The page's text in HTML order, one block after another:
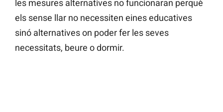
les mesures alternatives no funcionaran perquè
els sense llar no necessiten eines educatives
sinó alternatives on poder fer les seves
necessitats, beure o dormir.